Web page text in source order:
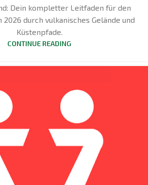
Dein kompletter Leitfaden für den
2026 durch vulkanisches Gelände und
Küstenpfade.
CONTINUE READING